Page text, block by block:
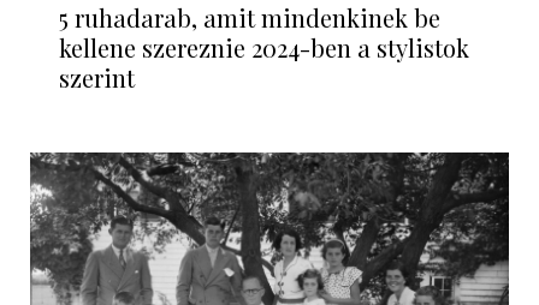
5 ruhadarab, amit mindenkinek be
kellene szereznie 2024-ben a stylistok
szerint